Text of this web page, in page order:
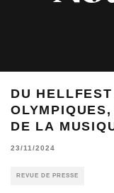
DU
DE LA
23/11/2024
REVUE DE PRESSE